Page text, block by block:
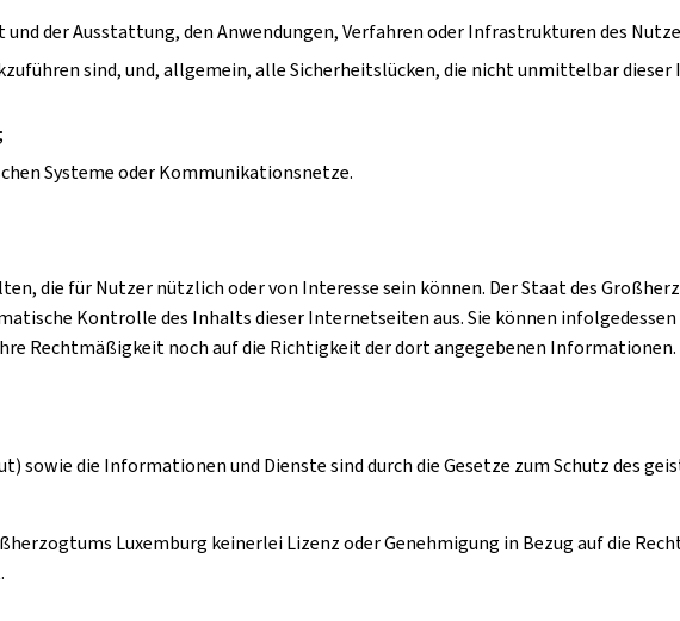
der Ausstattung, den Anwendungen, Verfahren oder Infrastrukturen des
sind, und, allgemein, alle Sicherheitslücken, die nicht unmittelbar
Systeme oder Kommunikationsnetze.
die für Nutzer nützlich oder von Interesse sein können. Der Staat des
Kontrolle des Inhalts dieser Internetseiten aus. Sie können
Rechtmäßigkeit noch auf die Richtigkeit der dort angegebenen Informationen.
die Informationen und Dienste sind durch die Gesetze zum Schutz des
Luxemburg keinerlei Lizenz oder Genehmigung in Bezug auf die